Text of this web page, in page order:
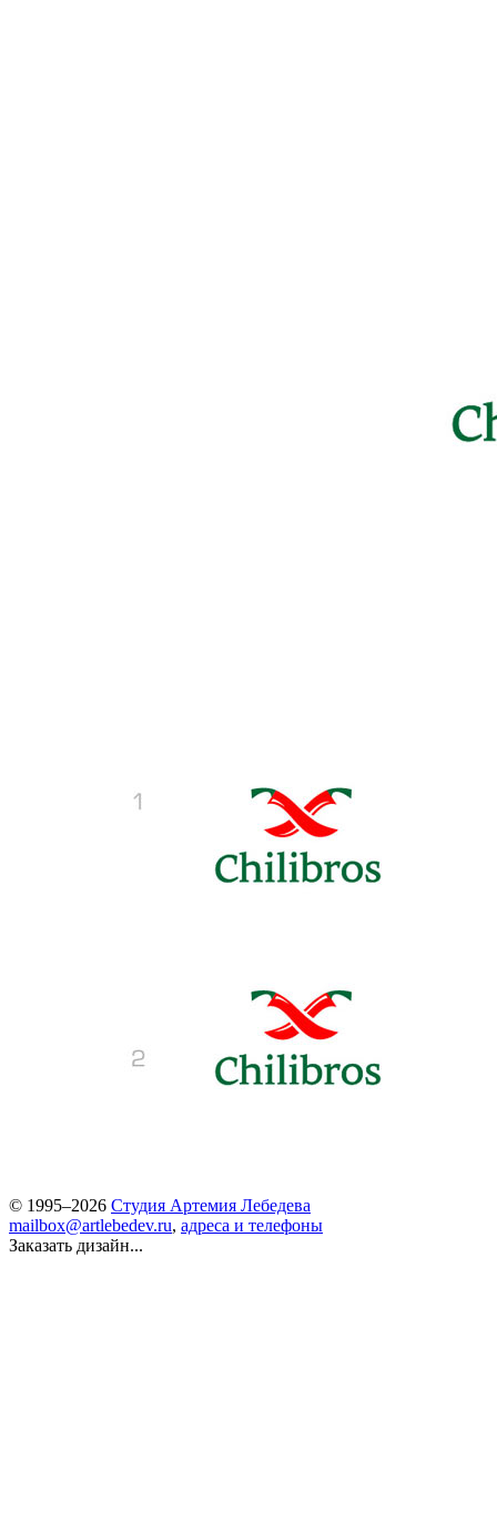
© 1995–2026 Студия Артемия Лебедева
mailbox@artlebedev.ru, адреса и телефоны
Заказать дизайн...